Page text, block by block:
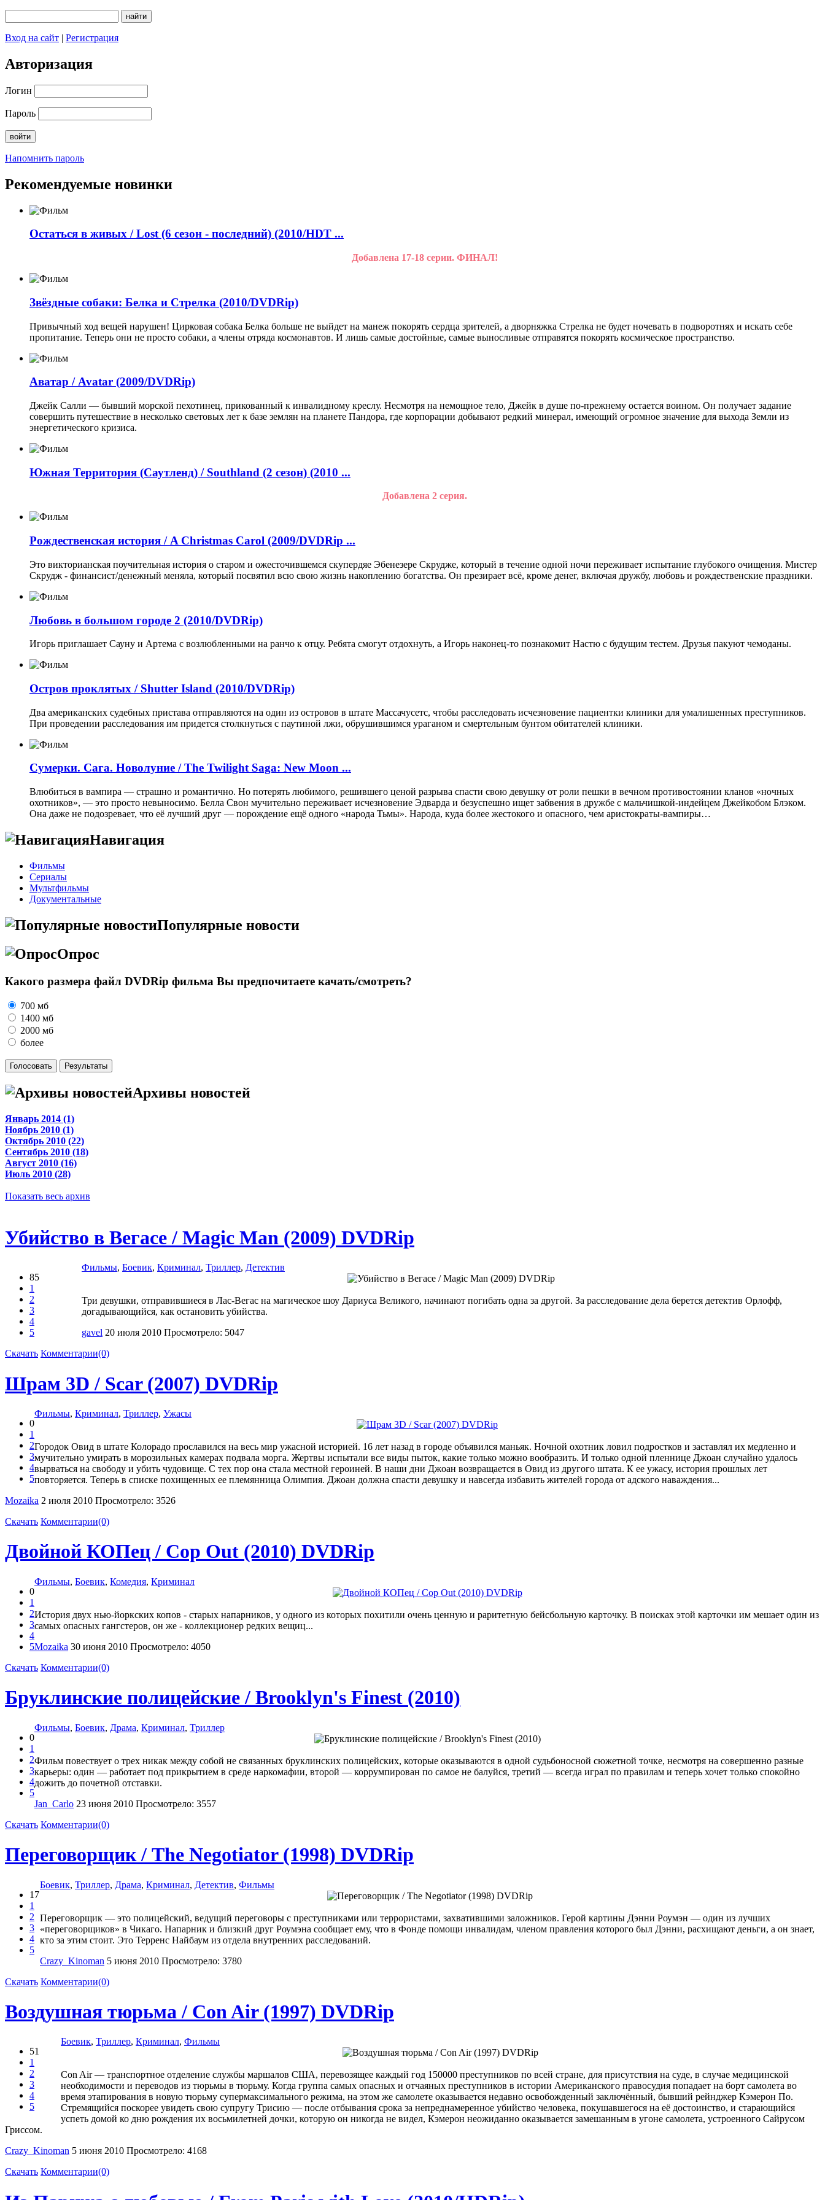
Вход на сайт | Регистрация
Авторизация
Логин
Пароль
Напомнить пароль
Рекомендуемые новинки
Остаться в живых / Lost (6 сезон - последний) (2010/HDT ...
Добавлена 17-18 серии. ФИНАЛ!
Звёздные собаки: Белка и Стрелка (2010/DVDRip)
Привычный ход вещей нарушен! Цирковая собака Белка больше не выйдет на манеж покорять сердца зрителей, а дворняжка Стрелка не будет ночевать в подворотнях и искать себе
пропитание. Теперь они не просто собаки, а члены отряда космонавтов. И лишь самые достойные, самые выносливые отправятся покорять космическое пространство.
Аватар / Avatar (2009/DVDRip)
Джейк Салли — бывший морской пехотинец, прикованный к инвалидному креслу. Несмотря на немощное тело, Джейк в душе по-прежнему остается воином. Он получает задание
совершить путешествие в несколько световых лет к базе землян на планете Пандора, где корпорации добывают редкий минерал, имеющий огромное значение для выхода Земли из
энергетического кризиса.
Южная Территория (Саутленд) / Southland (2 сезон) (2010 ...
Добавлена 2 серия.
Рождественская история / A Christmas Carol (2009/DVDRip ...
Это викторианская поучительная история о старом и ожесточившемся скупердяе Эбенезере Скрудже, который в течение одной ночи переживает испытание глубокого очищения. Мистер
Скрудж - финансист/денежный меняла, который посвятил всю свою жизнь накоплению богатства. Он презирает всё, кроме денег, включая дружбу, любовь и рождественские праздники.
Любовь в большом городе 2 (2010/DVDRip)
Игорь приглашает Сауну и Артема с возлюбленными на ранчо к отцу. Ребята смогут отдохнуть, а Игорь наконец-то познакомит Настю с будущим тестем. Друзья пакуют чемоданы.
Остров проклятых / Shutter Island (2010/DVDRip)
Два американских судебных пристава отправляются на один из островов в штате Массачусетс, чтобы расследовать исчезновение пациентки клиники для умалишенных преступников.
При проведении расследования им придется столкнуться с паутиной лжи, обрушившимся ураганом и смертельным бунтом обитателей клиники.
Сумерки. Сага. Новолуние / The Twilight Saga: New Moon ...
Влюбиться в вампира — страшно и романтично. Но потерять любимого, решившего ценой разрыва спасти свою девушку от роли пешки в вечном противостоянии кланов «ночных
охотников», — это просто невыносимо. Белла Свон мучительно переживает исчезновение Эдварда и безуспешно ищет забвения в дружбе с мальчишкой-индейцем Джейкобом Блэком.
Она даже не подозревает, что её лучший друг — порождение ещё одного «народа Тьмы». Народа, куда более жестокого и опасного, чем аристократы-вампиры…
Навигация
Фильмы
Сериалы
Мультфильмы
Документальные
Популярные новости
Опрос
Какого размера файл DVDRip фильма Вы предпочитаете качать/смотреть?
700 мб
1400 мб
2000 мб
более
Архивы новостей
Январь 2014 (1)
Ноябрь 2010 (1)
Октябрь 2010 (22)
Сентябрь 2010 (18)
Август 2010 (16)
Июль 2010 (28)
Показать весь архив
Убийство в Вегасе / Magic Man (2009) DVDRip
85
1
2
3
4
5
Фильмы, Боевик, Криминал, Триллер, Детектив
Три девушки, отправившиеся в Лас-Вегас на магическое шоу Дариуса Великого, начинают погибать одна за другой. За расследование дела берется детектив Орлофф,
догадывающийся, как остановить убийства.
gavel 20 июля 2010 Просмотрело: 5047
Скачать Комментарии(0)
Шрам 3D / Scar (2007) DVDRip
0
1
2
3
4
5
Фильмы, Криминал, Триллер, Ужасы
Городок Овид в штате Колорадо прославился на весь мир ужасной историей. 16 лет назад в городе объявился маньяк. Ночной охотник ловил подростков и заставлял их медленно и
мучительно умирать в морозильных камерах подвала морга. Жертвы испытали все виды пыток, какие только можно вообразить. И только одной пленнице Джоан случайно удалось
вырваться на свободу и убить чудовище. С тех пор она стала местной героиней. В наши дни Джоан возвращается в Овид из другого штата. К ее ужасу, история прошлых лет
повторяется. Теперь в списке похищенных ее племянница Олимпия. Джоан должна спасти девушку и навсегда избавить жителей города от адского наваждения...
Mozaika 2 июля 2010 Просмотрело: 3526
Скачать Комментарии(0)
Двойной КОПец / Cop Out (2010) DVDRip
0
1
2
3
4
5
Фильмы, Боевик, Комедия, Криминал
История двух нью-йоркских копов - старых напарников, у одного из которых похитили очень ценную и раритетную бейсбольную карточку. В поисках этой карточки им мешает один из
самых опасных гангстеров, он же - коллекционер редких вещиц...
Mozaika 30 июня 2010 Просмотрело: 4050
Скачать Комментарии(0)
Бруклинские полицейские / Brooklyn's Finest (2010)
0
1
2
3
4
5
Фильмы, Боевик, Драма, Криминал, Триллер
Фильм повествует о трех никак между собой не связанных бруклинских полицейских, которые оказываются в одной судьбоносной сюжетной точке, несмотря на совершенно разные
карьеры: один — работает под прикрытием в среде наркомафии, второй — коррумпирован по самое не балуйся, третий — всегда играл по правилам и теперь хочет только спокойно
дожить до почетной отставки.
Jan_Carlo 23 июня 2010 Просмотрело: 3557
Скачать Комментарии(0)
Переговорщик / The Negotiator (1998) DVDRip
17
1
2
3
4
5
Боевик, Триллер, Драма, Криминал, Детектив, Фильмы
Переговорщик — это полицейский, ведущий переговоры с преступниками или террористами, захватившими заложников. Герой картины Дэнни Роумэн — один из лучших
«переговорщиков» в Чикаго. Напарник и близкий друг Роумэна сообщает ему, что в Фонде помощи инвалидам, членом правления которого был Дэнни, расхищают деньги, а он знает,
кто за этим стоит. Это Терренс Найбаум из отдела внутренних расследований.
Crazy_Kinoman 5 июня 2010 Просмотрело: 3780
Скачать Комментарии(0)
Воздушная тюрьма / Con Air (1997) DVDRip
51
1
2
3
4
5
Боевик, Триллер, Криминал, Фильмы
Con Air — транспортное отделение службы маршалов США, перевозящее каждый год 150000 преступников по всей стране, для присутствия на суде, в случае медицинской
необходимости и переводов из тюрьмы в тюрьму. Когда группа самых опасных и отчаяных преступников в истории Американского правосудия попадает на борт самолета во
время этапирования в новую тюрьму супермаксимального режима, на этом же самолете оказывается недавно освобожденный заключённый, бывший рейнджер Кэмерон По.
Стремящийся поскорее увидеть свою супругу Трисию — после отбывания срока за непреднамеренное убийство человека, покушавшегося на её достоинство, и старающийся
успеть домой ко дню рождения их восьмилетней дочки, которую он никогда не видел, Кэмерон неожиданно оказывается замешанным в угоне самолета, устроенного Cайрусом
Гриссом.
Crazy_Kinoman 5 июня 2010 Просмотрело: 4168
Скачать Комментарии(0)